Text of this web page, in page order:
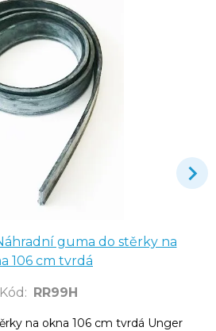
guma do stěrky na
106 cm tvrdá
Kód : RR99H
na okna 106 cm tvrdá Unger